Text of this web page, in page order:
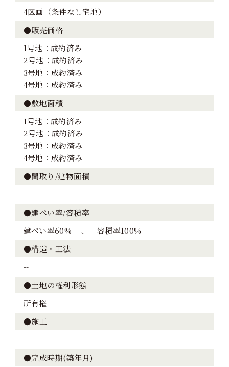
4区画（条件なし宅地）
●販売価格
1号地：成約済み
2号地：成約済み
3号地：成約済み
4号地：成約済み
●敷地面積
1号地：成約済み
2号地：成約済み
3号地：成約済み
4号地：成約済み
●間取り/建物面積
--
●建ぺい率/容積率
建ぺい率60% 、 容積率100%
●構造・工法
--
●土地の権利形態
所有権
●施工
--
●完成時期(築年月)